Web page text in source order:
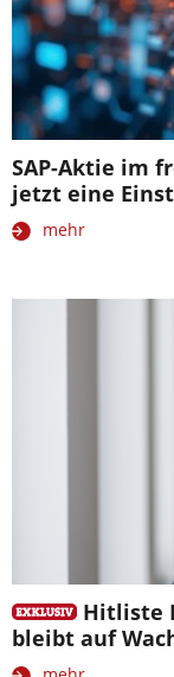
SAP-Aktie im
jetzt eine
mehr
Hitliste
bleibt auf